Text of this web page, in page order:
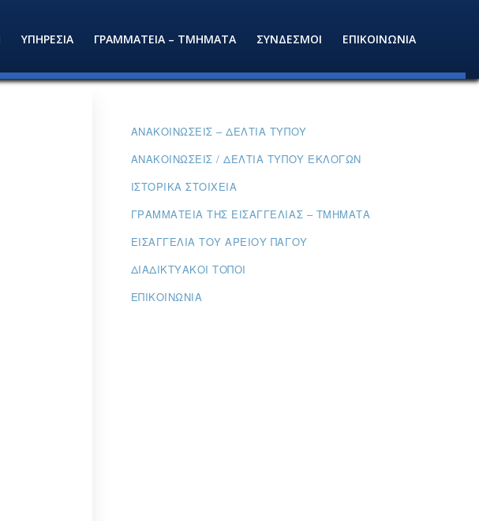
ΥΠΗΡΕΣΙΑ ΓΡΑΜΜΑΤΕΙΑ – ΤΜΗΜΑΤΑ ΣΥΝΔΕΣΜΟΙ ΕΠΙΚΟΙΝΩΝΙΑ
ΑΝΑΚΟΙΝΏΣΕΙΣ – ΔΕΛΤΊΑ ΤΎΠΟΥ
ΑΝΑΚΟΙΝΏΣΕΙΣ / ΔΕΛΤΊΑ ΤΎΠΟΥ ΕΚΛΟΓΏΝ
ΙΣΤΟΡΙΚΆ ΣΤΟΙΧΕΊΑ
ΓΡΑΜΜΑΤΕΊΑ ΤΗΣ ΕΙΣΑΓΓΕΛΊΑΣ – ΤΜΉΜΑΤΑ
ΕΙΣΑΓΓΕΛΊΑ ΤΟΥ ΑΡΕΊΟΥ ΠΆΓΟΥ
ΔΙΑΔΙΚΤΥΑΚΟΊ ΤΌΠΟΙ
ΕΠΙΚΟΙΝΩΝΊΑ